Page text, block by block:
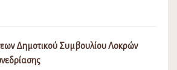
Δημοτικού Συμβουλίου Λοκρών